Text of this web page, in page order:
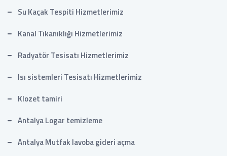
Su Kaçak Tespiti Hizmetlerimiz
Kanal Tıkanıklığı Hizmetlerimiz
Radyatör Tesisatı Hizmetlerimiz
Isı sistemleri Tesisatı Hizmetlerimiz
Klozet tamiri
Antalya Logar temizleme
Antalya Mutfak lavoba gideri açma